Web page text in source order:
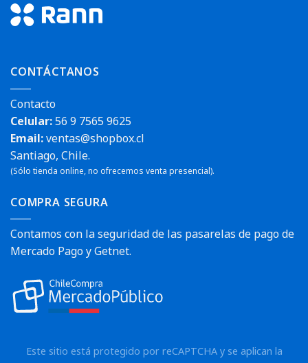
CONTÁCTANOS
Contacto
Celular:56 9 7565 9625
Email:ventas@shopbox.cl
Santiago, Chile.
(Sólo tienda online, no ofrecemos venta presencial).
COMPRA SEGURA
Contamos con la seguridad de las pasarelas de pago de
Mercado Pago y Getnet.
Este sitio está protegido por reCAPTCHA y se aplican la